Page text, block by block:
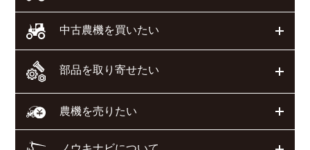
中古農機を買いたい
部品を取り寄せたい
農機を売りたい